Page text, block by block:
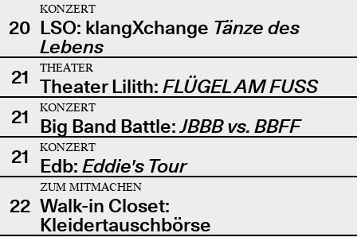
20
KONZERT
LSO: klangXchange Tänze des
Lebens
21
THEATER
Theater Lilith: FLÜGEL AM FUSS
21
KONZERT
Big Band Battle:JBBB vs. BBFF
21
KONZERT
Edb: Eddie's Tour
22
ZUM MITMACHEN
Walk-in Closet:
Kleidertauschbörse